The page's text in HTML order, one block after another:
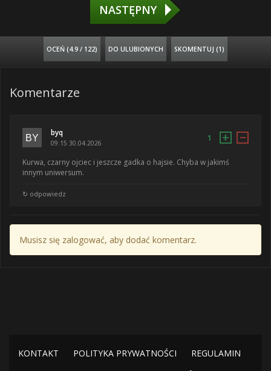
NASTĘPNY
OCEŃ (4.9 / 122) DO ULUBIONYCH SKOMENTUJ (1)
Komentarze
byq
09:15 30.04.2026
1 + −
Kurwa, czarny ojciec i jeszcze gadka o hajsie. Chyba w jakimś
innym uniwersum.
↻ odpowiedz
Musisz się zalogować, aby dodać komentarz.
KONTAKT POLITYKA PRYWATNOŚCI REGULAMIN